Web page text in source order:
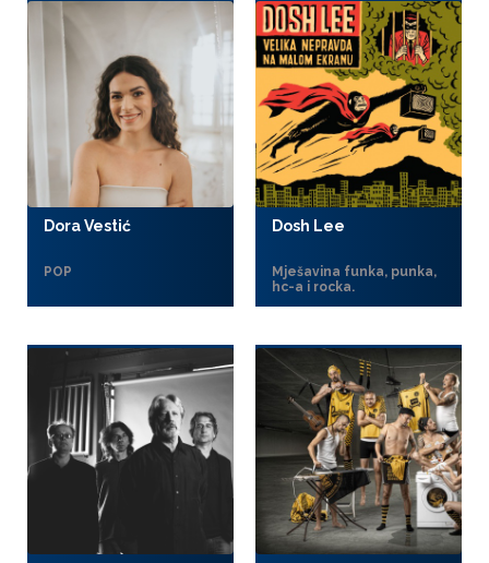
Dora Vestić
POP
Dosh Lee
Mješavina funka, punka,
hc-a i rocka.